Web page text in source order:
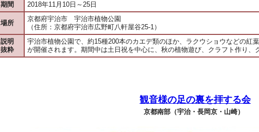
期間 2018年11月10日～25日
場所
京都府宇治市 宇治市植物公園
（住所：京都府宇治市広野町八軒屋谷25-1）
説明
抜粋
宇治市植物公園で、約15種200本のカエデ類のほか、ラクウショウなどの紅
が開催されます。期間中は土日祝を中心に、秋の植物遊び、クラフト作り
観音様の足の裏を拝する会
京都南部（宇治・長岡京・山崎）